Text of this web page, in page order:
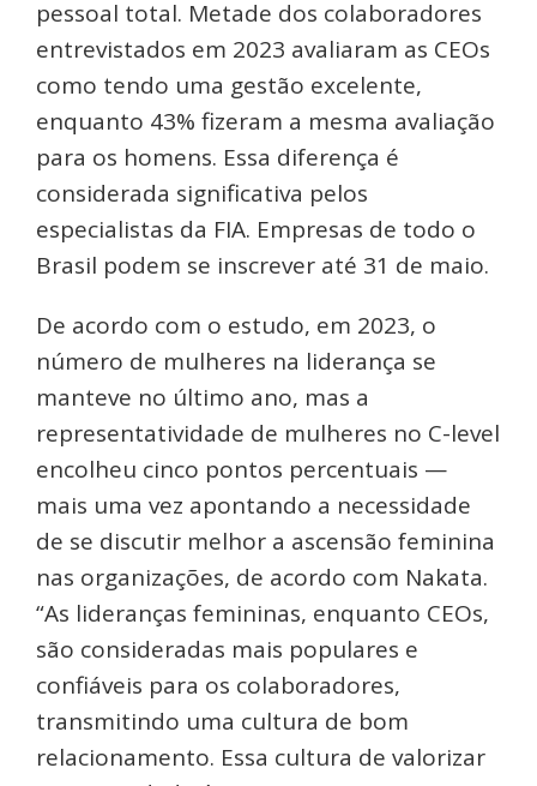
pessoal total. Metade dos colaboradores
entrevistados em 2023 avaliaram as CEOs
como tendo uma gestão excelente,
enquanto 43% fizeram a mesma avaliação
para os homens. Essa diferença é
considerada significativa pelos
especialistas da FIA. Empresas de todo o
Brasil podem se inscrever até 31 de maio.
De acordo com o estudo, em 2023, o
número de mulheres na liderança se
manteve no último ano, mas a
representatividade de mulheres no C-level
encolheu cinco pontos percentuais —
mais uma vez apontando a necessidade
de se discutir melhor a ascensão feminina
nas organizações, de acordo com Nakata.
“As lideranças femininas, enquanto CEOs,
são consideradas mais populares e
confiáveis para os colaboradores,
transmitindo uma cultura de bom
relacionamento. Essa cultura de valorizar